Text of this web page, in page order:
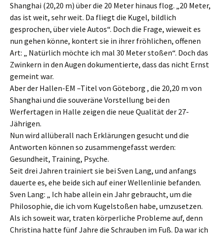
Shanghai (20,20 m) über die 20 Meter hinaus flog. „20 Meter,
das ist weit, sehr weit. Da fliegt die Kugel, bildlich
gesprochen, über viele Autos“. Doch die Frage, wieweit es
nun gehen könne, kontert sie in ihrer fröhlichen, offenen
Art: „ Natürlich möchte ich mal 30 Meter stoßen“. Doch das
Zwinkern in den Augen dokumentierte, dass das nicht Ernst
gemeint war.
Aber der Hallen-EM –Titel von Göteborg , die 20,20 m von
Shanghai und die souveräne Vorstellung bei den
Werfertagen in Halle zeigen die neue Qualität der 27-
Jährigen.
Nun wird allüberall nach Erklärungen gesucht und die
Antworten können so zusammengefasst werden:
Gesundheit, Training, Psyche.
Seit drei Jahren trainiert sie bei Sven Lang, und anfangs
dauerte es, ehe beide sich auf einer Wellenlinie befanden.
Sven Lang: „ Ich habe allein ein Jahr gebraucht, um die
Philosophie, die ich vom Kugelstoßen habe, umzusetzen.
Als ich soweit war, traten körperliche Probleme auf, denn
Christina hatte fünf Jahre die Schrauben im Fuß. Da war ich